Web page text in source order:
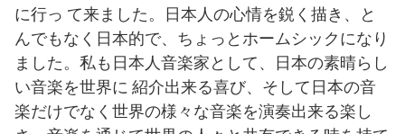
に行っ て来ました。日本人の心情を鋭く描き、と
んでもなく日本的で、ちょっとホームシックになり
ました。私も日本人音楽家として、日本の素晴らし
い音楽を世界に 紹介出来る喜び、そして日本の音
楽だけでなく世界の様々な音楽を演奏出来る楽し